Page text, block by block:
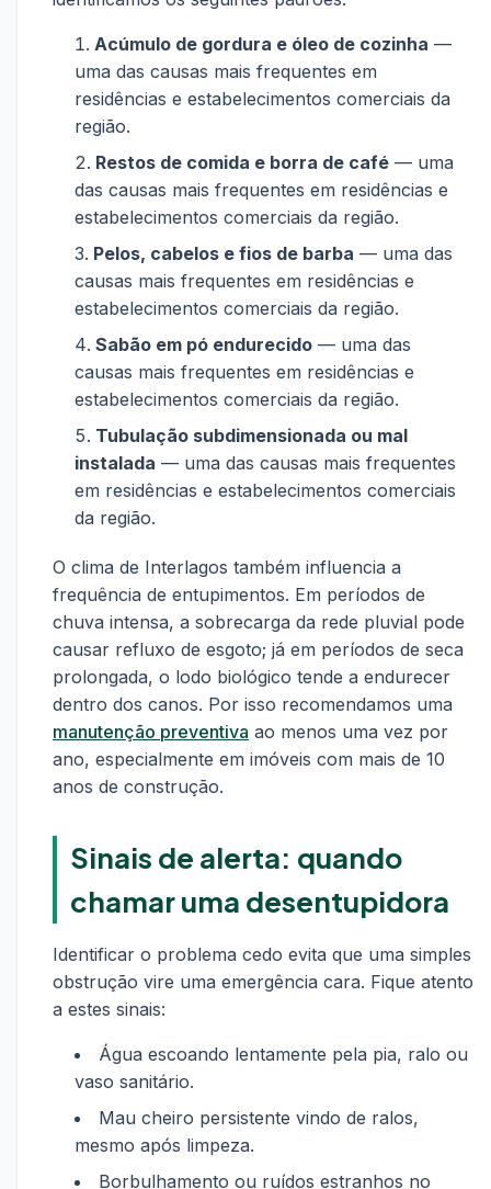
Acúmulo de gordura e óleo de cozinha —
uma das causas mais frequentes em
residências e estabelecimentos comerciais da
região.
Restos de comida e borra de café — uma
das causas mais frequentes em residências e
estabelecimentos comerciais da região.
Pelos, cabelos e fios de barba — uma das
causas mais frequentes em residências e
estabelecimentos comerciais da região.
Sabão em pó endurecido — uma das
causas mais frequentes em residências e
estabelecimentos comerciais da região.
Tubulação subdimensionada ou mal
instalada — uma das causas mais frequentes
em residências e estabelecimentos comerciais
da região.
O clima de Interlagos também influencia a
frequência de entupimentos. Em períodos de
chuva intensa, a sobrecarga da rede pluvial pode
causar refluxo de esgoto; já em períodos de seca
prolongada, o lodo biológico tende a endurecer
dentro dos canos. Por isso recomendamos uma
manutenção preventiva ao menos uma vez por
ano, especialmente em imóveis com mais de 10
anos de construção.
Sinais de alerta: quando
chamar uma desentupidora
Identificar o problema cedo evita que uma simples
obstrução vire uma emergência cara. Fique atento
a estes sinais:
Água escoando lentamente pela pia, ralo ou
vaso sanitário.
Mau cheiro persistente vindo de ralos,
mesmo após limpeza.
Borbulhamento ou ruídos estranhos no